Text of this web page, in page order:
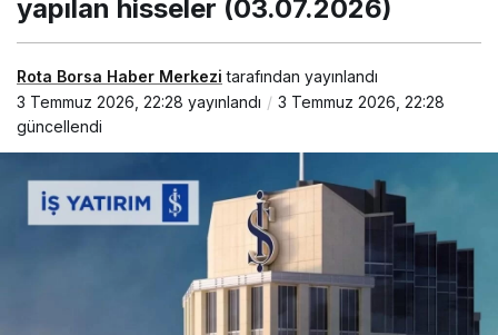
(03.07.2026)
yapılan hisseler (03.07.2026)
Rota Borsa Haber Merkezi tarafından yayınlandı
3 Temmuz 2026, 22:28 yayınlandı
3 Temmuz 2026, 22:28
güncellendi